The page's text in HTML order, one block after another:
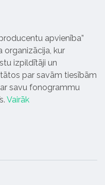
apvienība”
organizācija, kur
izpildītāji un
par savām tiesībām
savu fonogrammu
Vairāk